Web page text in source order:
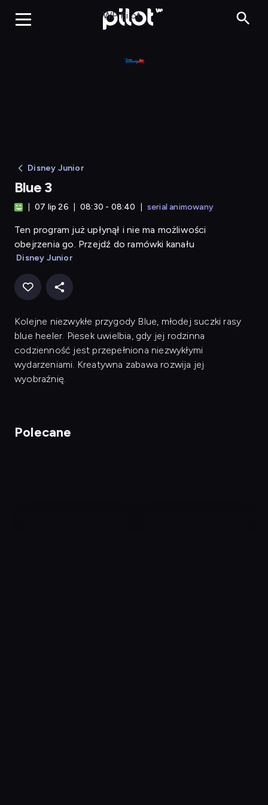
WP Pilot
Disney Junior
Blue 3
07 lip 26 08:30 - 08:40 serial animowany
Ten program już upłynął i nie ma możliwości
obejrzenia go. Przejdź do ramówki kanału
Disney Junior
Kolejne niezwykłe przygody Blue, młodej suczki rasy
blue heeler. Piesek uwielbia, gdy jej rodzinna
codzienność jest przepełniona niezwykłymi
wydarzeniami. Kreatywna zabawa rozwija jej
wyobraźnię.
Polecane